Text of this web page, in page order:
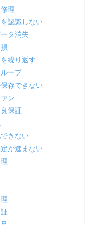
理
認識しない
タ消失
繰り返す
ープ
存できない
ン
保証
きない
が進まない